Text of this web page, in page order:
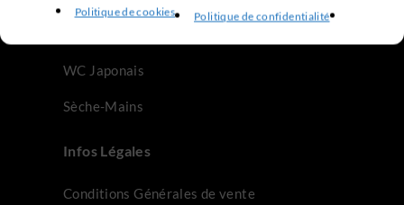
Politique de cookies Politique de confidentialité
WC Japonais
Sèche-Mains
Infos Légales
Conditions Générales de vente